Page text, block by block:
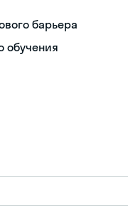
барьера
обучения